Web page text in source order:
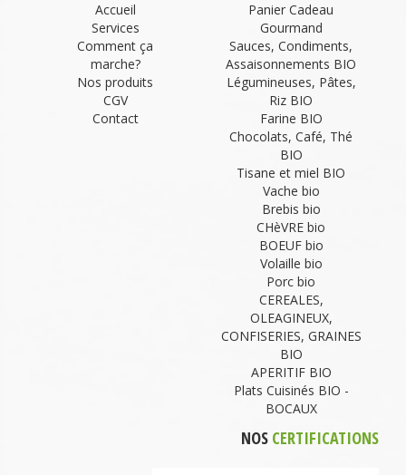
Accueil
Services
Comment ça
marche?
Nos produits
CGV
Contact
Panier Cadeau
Gourmand
Sauces, Condiments,
Assaisonnements BIO
Légumineuses, Pâtes,
Riz BIO
Farine BIO
Chocolats, Café, Thé
BIO
Tisane et miel BIO
Vache bio
Brebis bio
CHèVRE bio
BOEUF bio
Volaille bio
Porc bio
CEREALES,
OLEAGINEUX,
CONFISERIES, GRAINES
BIO
APERITIF BIO
Plats Cuisinés BIO -
BOCAUX
NOS CERTIFICATIONS